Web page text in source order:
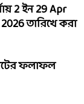
2ইন29 Apr
তারিখে করা
ফলাফল